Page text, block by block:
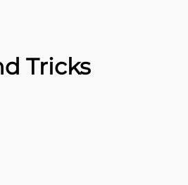
Tricks